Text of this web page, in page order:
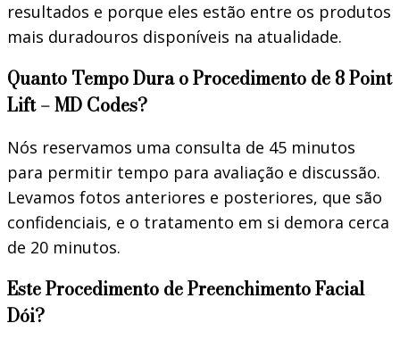
resultados e porque eles estão entre os produtos
mais duradouros disponíveis na atualidade.
Quanto Tempo Dura o Procedimento de 8 Point
Lift – MD Codes?
Nós reservamos uma consulta de 45 minutos
para permitir tempo para avaliação e discussão.
Levamos fotos anteriores e posteriores, que são
confidenciais, e o tratamento em si demora cerca
de 20 minutos.
Este Procedimento de Preenchimento Facial
Dói?